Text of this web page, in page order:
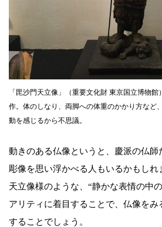
「毘沙門天立像」（重要文化財 東京国立博物
作。体のしなり、両脚への体重のかかり方など
動を感じるから不思議。
動きのある仏像というと、慶派の仏師
彫像を思い浮かべる人もいるかもしれ
天立像様のような、“静かな表情の中
アリティに着目することで、仏像を
することでしょう。